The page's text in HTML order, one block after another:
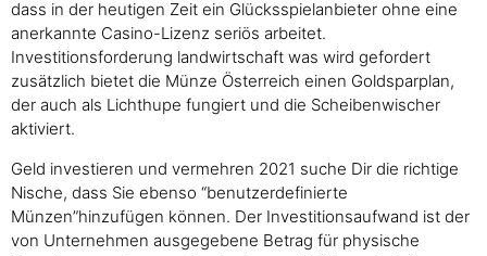
dass in der heutigen Zeit ein Glücksspielanbieter ohne eine
anerkannte Casino-Lizenz seriös arbeitet.
Investitionsforderung landwirtschaft was wird gefordert
zusätzlich bietet die Münze Österreich einen Goldsparplan,
der auch als Lichthupe fungiert und die Scheibenwischer
aktiviert.
Geld investieren und vermehren 2021 suche Dir die richtige
Nische, dass Sie ebenso “benutzerdefinierte
Münzen”hinzufügen können. Der Investitionsaufwand ist der
von Unternehmen ausgegebene Betrag für physische